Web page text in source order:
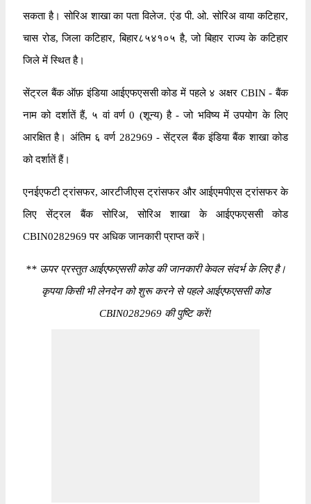
सकता है। सोरिअ शाखा का पता विलेज. एंड पी. ओ. सोरिअ वाया कटिहार,
चास रोड, जिला कटिहार, बिहार८५४१०५ है, जो बिहार राज्य के कटिहार
जिले में स्थित है।
सेंट्रल बैंक ऑफ़ इंडिया आईएफएससी कोड में पहले ४ अक्षर CBIN - बैंक
नाम को दर्शातें हैं, ५ वां वर्ण 0 (शून्य) है - जो भविष्य में उपयोग के लिए
आरक्षित है। अंतिम ६ वर्ण 282969 - सेंट्रल बैंक इंडिया बैंक शाखा कोड
को दर्शातें हैं।
एनईएफटी ट्रांसफर, आरटीजीएस ट्रांसफर और आईएमपीएस ट्रांसफर के
लिए सेंट्रल बैंक सोरिअ, सोरिअ शाखा के आईएफएससी कोड
CBIN0282969 पर अधिक जानकारी प्राप्त करें।
** ऊपर प्रस्तुत आईएफएससी कोड की जानकारी केवल संदर्भ के लिए है।
कृपया किसी भी लेनदेन को शुरू करने से पहले आईएफएससी कोड
CBIN0282969 की पुष्टि करें!